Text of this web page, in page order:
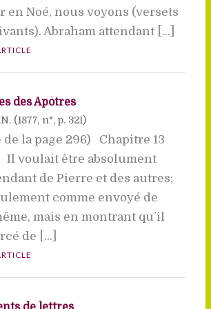
en Noé, nous voyons (versets
Abraham attendant [...]
des Apôtres
(1877, n°, p. 321)
de la page 296) Chapitre 13
Il voulait être absolument
de Pierre et des autres;
comme envoyé de
mais en montrant qu’il
de [...]